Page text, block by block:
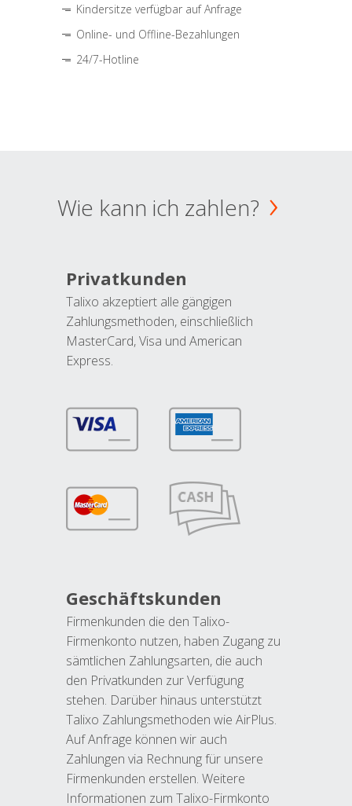
Kindersitze verfügbar auf Anfrage
Online- und Offline-Bezahlungen
24/7-Hotline
Wie kann ich zahlen?
Privatkunden
Talixo akzeptiert alle gängigen
Zahlungsmethoden, einschließlich
MasterCard, Visa und American
Express.
Geschäftskunden
Firmenkunden die den Talixo-
Firmenkonto nutzen, haben Zugang zu
sämtlichen Zahlungsarten, die auch
den Privatkunden zur Verfügung
stehen. Darüber hinaus unterstützt
Talixo Zahlungsmethoden wie AirPlus.
Auf Anfrage können wir auch
Zahlungen via Rechnung für unsere
Firmenkunden erstellen. Weitere
Informationen zum Talixo-Firmkonto